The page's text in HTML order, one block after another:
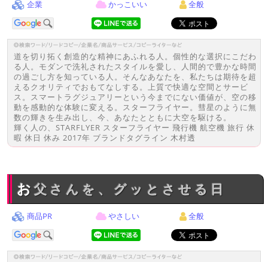
企業 かっこいい 全般
道を切り拓く創造的な精神にあふれる人。個性的な選択にこだわ
る人。モダンで洗礼されたスタイルを愛し、人間的で豊かな時間
の過ごし方を知っている人。そんなあなたを、私たちは期待を超
えるクオリティでおもてなしする。上質で快適な空間とサービ
ス。スマートラグジュアリーという今までにない価値が、空の移
動を感動的な体験に変える。スターフライヤー。彗星のように無
数の輝きを生み出し、今、あなたとともに大空を駆ける。
輝く人の、STARFLYER スターフライヤー 飛行機 航空機 旅行 休
暇 休日 休み 2017年 ブランドタグライン 木村透
お父さんを、グッとさせる日
商品PR やさしい 全般